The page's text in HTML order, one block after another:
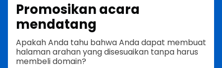
Promosikan acara
mendatang
Apakah Anda tahu bahwa Anda dapat membuat
halaman arahan yang disesuaikan tanpa harus
membeli domain?